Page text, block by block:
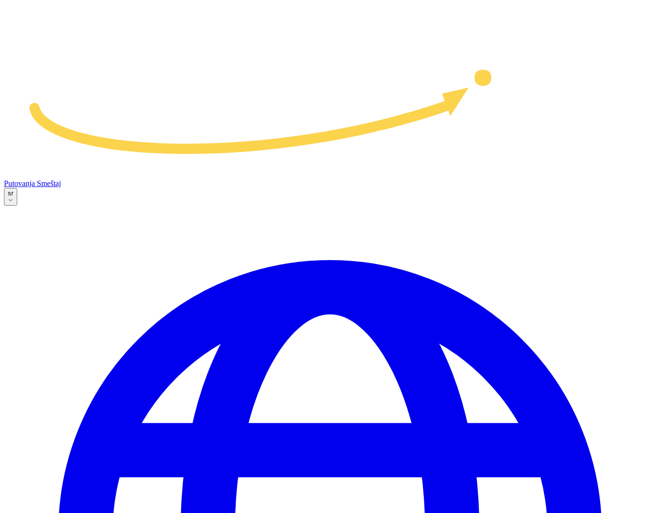
Putovanja Smeštaj
sr